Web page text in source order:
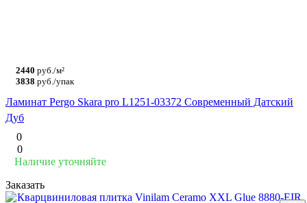
2440 руб./м²
3838 руб./упак
Ламинат Pergo Skara pro L1251-03372 Современный Датский
Дуб
0
0
Наличие уточняйте
Заказать